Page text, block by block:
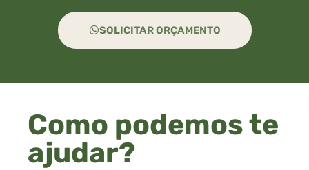
SOLICITAR ORÇAMENTO
Como podemos te
ajudar?